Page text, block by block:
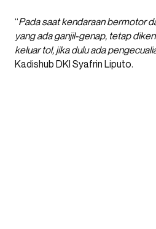
“Pada saat kendaraan bermotor
yang ada ganjil-genap, tetap
keluar tol, jika dulu ada
Kadishub DKI Syafrin Liputo.